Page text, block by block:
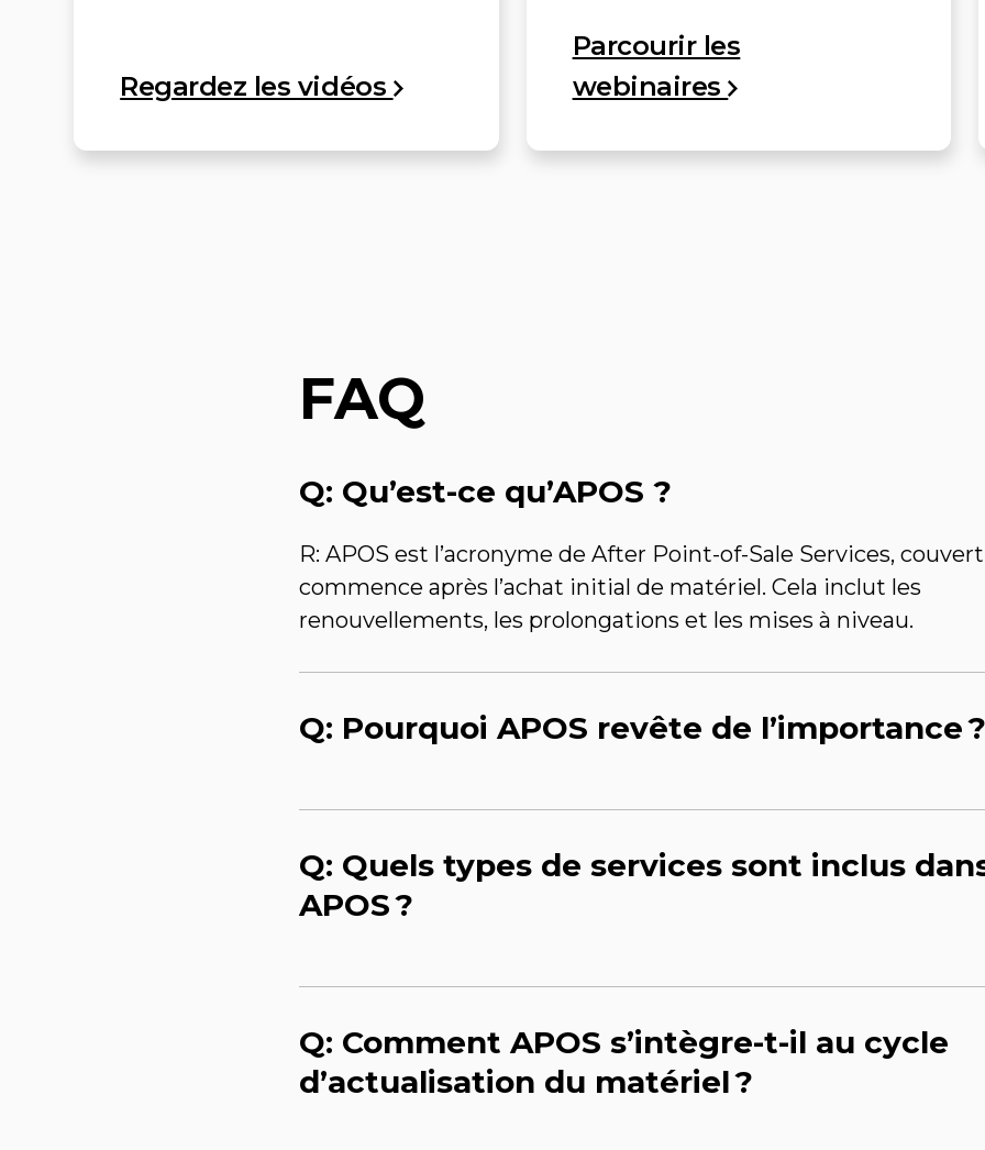
Regardez les vidéos
Parcourir les
webinaires
FAQ
Q: Qu’est-ce qu’APOS ?
R: APOS est l’acronyme de After Point-of-Sale Services,
commence après l’achat initial de matériel. Cela inclut les
renouvellements, les prolongations et les mises à niveau.
Q: Pourquoi APOS revête de l’importance ?
Q: Quels types de services sont inclus
APOS ?
Q: Comment APOS s’intègre-t-il au cycle
d’actualisation du matériel ?